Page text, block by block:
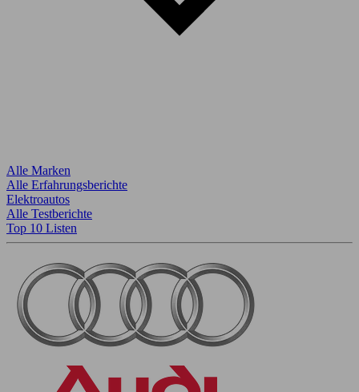
Alle Marken
Alle Erfahrungsberichte
Elektroautos
Alle Testberichte
Top 10 Listen